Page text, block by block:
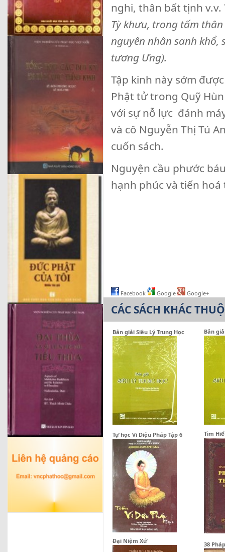
nghi, thân bất tịnh v.v.
Tỳ khưu, trong tấm
nguyên nhân sanh khổ,
tương Ưng).
Tập kinh này sớm
Phật tử trong Quỹ
với sự nỗ lực đánh
và cô Nguyễn Thị Tú
cuốn sách.
Nguyện cầu phước
hạnh phúc và tiến
Facebook Google Google+
CÁC SÁCH KHÁC
Bản giải Siêu Lý Trung Học Bản
Tự học Vi Diệu Pháp Tập 6 Tìm
Đại Niệm Xứ 38